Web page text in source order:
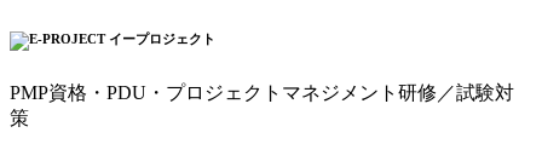
PMP資格・PDU・プロジェクトマネジメント研修／試験対
策